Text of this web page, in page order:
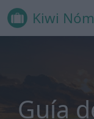
Kiwi
Guía